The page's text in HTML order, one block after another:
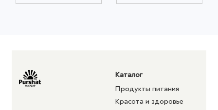
Каталог
Продукты питания
Красота и здоровье